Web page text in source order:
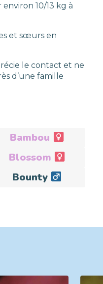
10/13 kg à
et sœurs en
le contact et ne
d’une famille
Adoptée
Bambou
Adoptée
Blossom
AdoptéBounty